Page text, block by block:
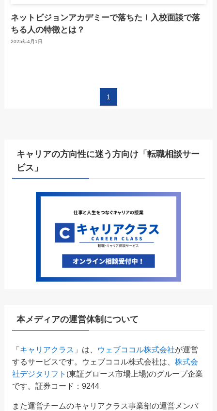
ネットビジョンアカデミーで落ちた！入校面談で落
ちる人の特徴とは？
2025年4月1日
1
キャリアの方向性に迷う方向け「転職相談サー
ビス」
本メディアの運営体制について
「キャリアクラス 」は、 ウェブココル株式会社が運営
するサービスです。ウェブココル株式会社は、 株式会
社デジタリフト (東証グロース市場上場)のグループ企業
です。証券コード：9244
また運営チームのキャリアクラス事業部の運営メンバ